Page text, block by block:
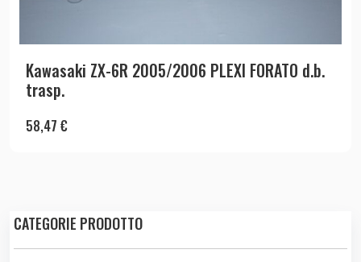
CATEGORIE PRODOTTO
Kawasaki ZX-6R 2005/2006 PLEXI FORATO d.b.
trasp.
58,47 €